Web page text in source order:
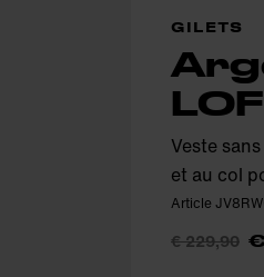
GILETS
Veste
et au col
Article
€ 229,90